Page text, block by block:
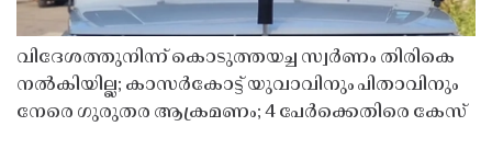
വിദേശത്തുനിന്ന് കൊടുത്തയച്ച സ്വർണം തിരികെ
നൽകിയില്ല; കാസർകോട്ട് യുവാവിനും പിതാവിനും
നേരെ ഗുരുതര ആക്രമണം; 4 പേർക്കെതിരെ കേസ്